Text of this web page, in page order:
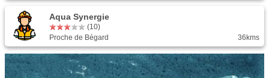
Aqua Synergie
(10)
Proche de Bégard
36kms